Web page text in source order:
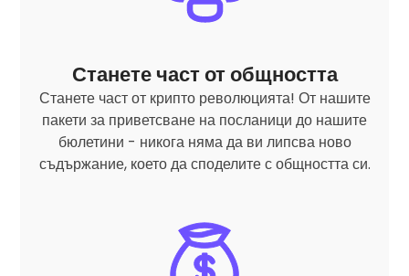
Станете част от общността
Станете част от крипто революцията! От нашите
пакети за приветсване на посланици до нашите
бюлетини - никога няма да ви липсва ново
съдържание, което да споделите с общността си.